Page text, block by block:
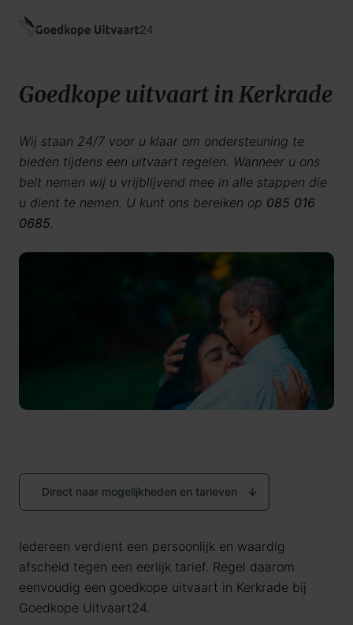
Goedkope uitvaart in Kerkrade
Wij staan 24/7 voor u klaar om ondersteuning te
bieden tijdens een uitvaart regelen. Wanneer u ons
belt nemen wij u vrijblijvend mee in alle stappen die
u dient te nemen. U kunt ons bereiken op 085 016
0685.
Direct naar mogelijkheden en tarieven
Iedereen verdient een persoonlijk en waardig
afscheid tegen een eerlijk tarief. Regel daarom
eenvoudig een goedkope uitvaart in Kerkrade bij
Goedkope Uitvaart24.